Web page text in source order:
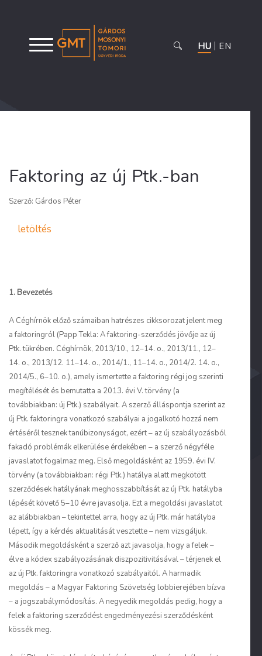
HU EN
Faktoring az új Ptk.-ban
Szerző: Gárdos Péter
letöltés
1. Bevezetés
A Céghírnök előző számaiban hatrészes cikksorozat jelent meg
a faktoringról (PappTekla: A faktoring-szerződés jövője az új
Ptk. tükrében. Céghírnök, 2013/10., 12–14. o., 2013/11., 12–
14. o., 2013/12. 11–14. o., 2014/1., 11–14. o., 2014/2. 14. o.,
2014/5., 6–10. o.), amely ismertette a faktoring régi jog szerinti
megítélését és bemutatta a 2013. évi V. törvény (a
továbbiakban: új Ptk.) szabályait. A szerző álláspontja szerint az
új Ptk. faktoringra vonatkozó szabályai a jogalkotó hozzá nem
értéséről tesznek tanúbizonyságot, ezért – az új szabályozásból
fakadó problémák elkerülése érdekében – a szerző négyféle
javaslatot fogalmaz meg. Első megoldásként az 1959. évi IV.
törvény (a továbbiakban: régi Ptk.) hatálya alatt megkötött
szerződések hatályának meghosszabbítását az új Ptk. hatályba
lépését követő 5–10 évre javasolja. Ezt a megoldási javaslatot
az alábbiakban – tekintettel arra, hogy az új Ptk. már hatályba
lépett, így a kérdés aktualitását vesztette – nem vizsgáljuk.
Második megoldásként a szerző azt javasolja, hogy a felek –
élve a kódex szabályozásának diszpozitivitásával – térjenek el
az új Ptk. faktoringra vonatkozó szabályaitól. A harmadik
megoldás – a Magyar Faktoring Szövetség lobbierejében bízva
– a jogszabálymódosítás. A negyedik megoldás pedig, hogy a
felek a faktoring szerződést engedményezési szerződésként
kössék meg.